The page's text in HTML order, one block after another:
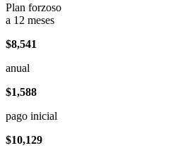
Plan forzoso
a 12 meses
$8,541
anual
$1,588
pago inicial
$10,129